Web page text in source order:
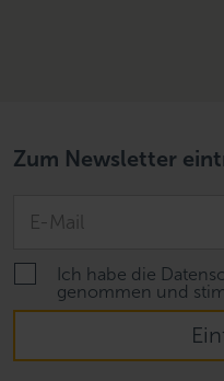
Zum Newsletter
Ich habe die
genommen und